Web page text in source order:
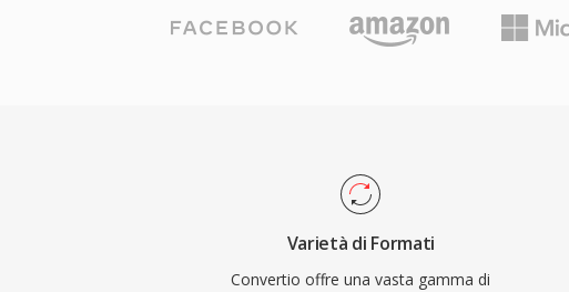
Varietà di Formati
Convertio offre una vasta gamma di